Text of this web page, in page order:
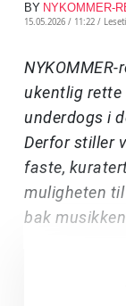
BY NYKOMMER-
15.05.2026 / 11:22 /
ukentlig rette
underdogs i
Derfor stiller
faste,
muligheten
bak